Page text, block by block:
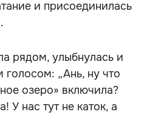
и присоединилась
рядом, улыбнулась и
„Ань, ну что
озеро» включила?
У нас тут не каток, а